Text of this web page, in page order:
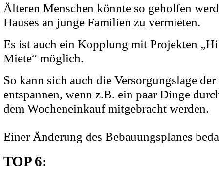
Älteren Menschen könnte so geholfen
Hauses an junge Familien zu vermieten.
Es ist auch ein Kopplung mit Projekten
Miete“ möglich.
So kann sich auch die Versorgungslage
entspannen, wenn z.B. ein paar Dinge
dem Wocheneinkauf mitgebracht werden.
Einer Änderung des Bebauungsplanes
TOP 6: